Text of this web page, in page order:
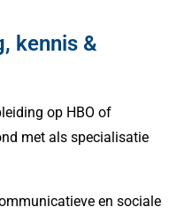
kennis &
op HBO of
met als specialisatie
en sociale